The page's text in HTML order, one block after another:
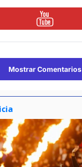
Mostrar Comentarios